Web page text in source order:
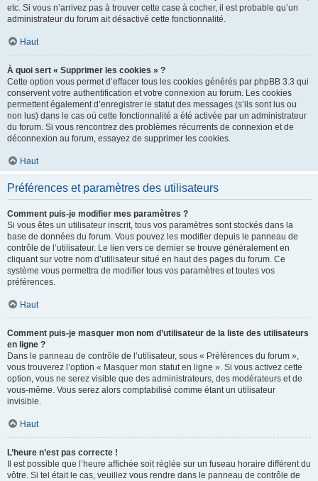
etc. Si vous n’arrivez pas à trouver cette case à cocher, il est probable qu’un
administrateur du forum ait désactivé cette fonctionnalité.
Haut
À quoi sert « Supprimer les cookies » ?
Cette option vous permet d’effacer tous les cookies générés par phpBB 3.3 qui
conservent votre authentification et votre connexion au forum. Les cookies
permettent également d’enregistrer le statut des messages (s’ils sont lus ou
non lus) dans le cas où cette fonctionnalité a été activée par un administrateur
du forum. Si vous rencontrez des problèmes récurrents de connexion et de
déconnexion au forum, essayez de supprimer les cookies.
Haut
Préférences et paramètres des utilisateurs
Comment puis-je modifier mes paramètres ?
Si vous êtes un utilisateur inscrit, tous vos paramètres sont stockés dans la
base de données du forum. Vous pouvez les modifier depuis le panneau de
contrôle de l’utilisateur. Le lien vers ce dernier se trouve généralement en
cliquant sur votre nom d’utilisateur situé en haut des pages du forum. Ce
système vous permettra de modifier tous vos paramètres et toutes vos
préférences.
Haut
Comment puis-je masquer mon nom d’utilisateur de la liste des utilisateurs
en ligne ?
Dans le panneau de contrôle de l’utilisateur, sous « Préférences du forum »,
vous trouverez l’option « Masquer mon statut en ligne ». Si vous activez cette
option, vous ne serez visible que des administrateurs, des modérateurs et de
vous-même. Vous serez alors comptabilisé comme étant un utilisateur
invisible.
Haut
L’heure n’est pas correcte !
Il est possible que l’heure affichée soit réglée sur un fuseau horaire différent du
vôtre. Si tel était le cas, veuillez vous rendre dans le panneau de contrôle de